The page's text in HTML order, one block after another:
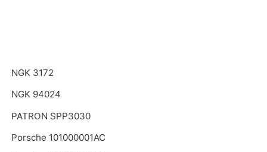
NGK 3172
NGK 94024
PATRON SPP3030
Porsche 101000001AC